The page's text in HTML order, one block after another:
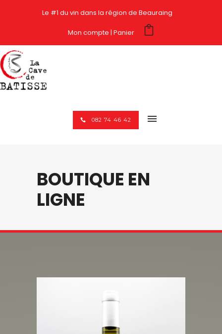
Le #1 du vin dans la région de Beauraing
Mon compte Panier
082 74 46 42
BOUTIQUE EN
LIGNE